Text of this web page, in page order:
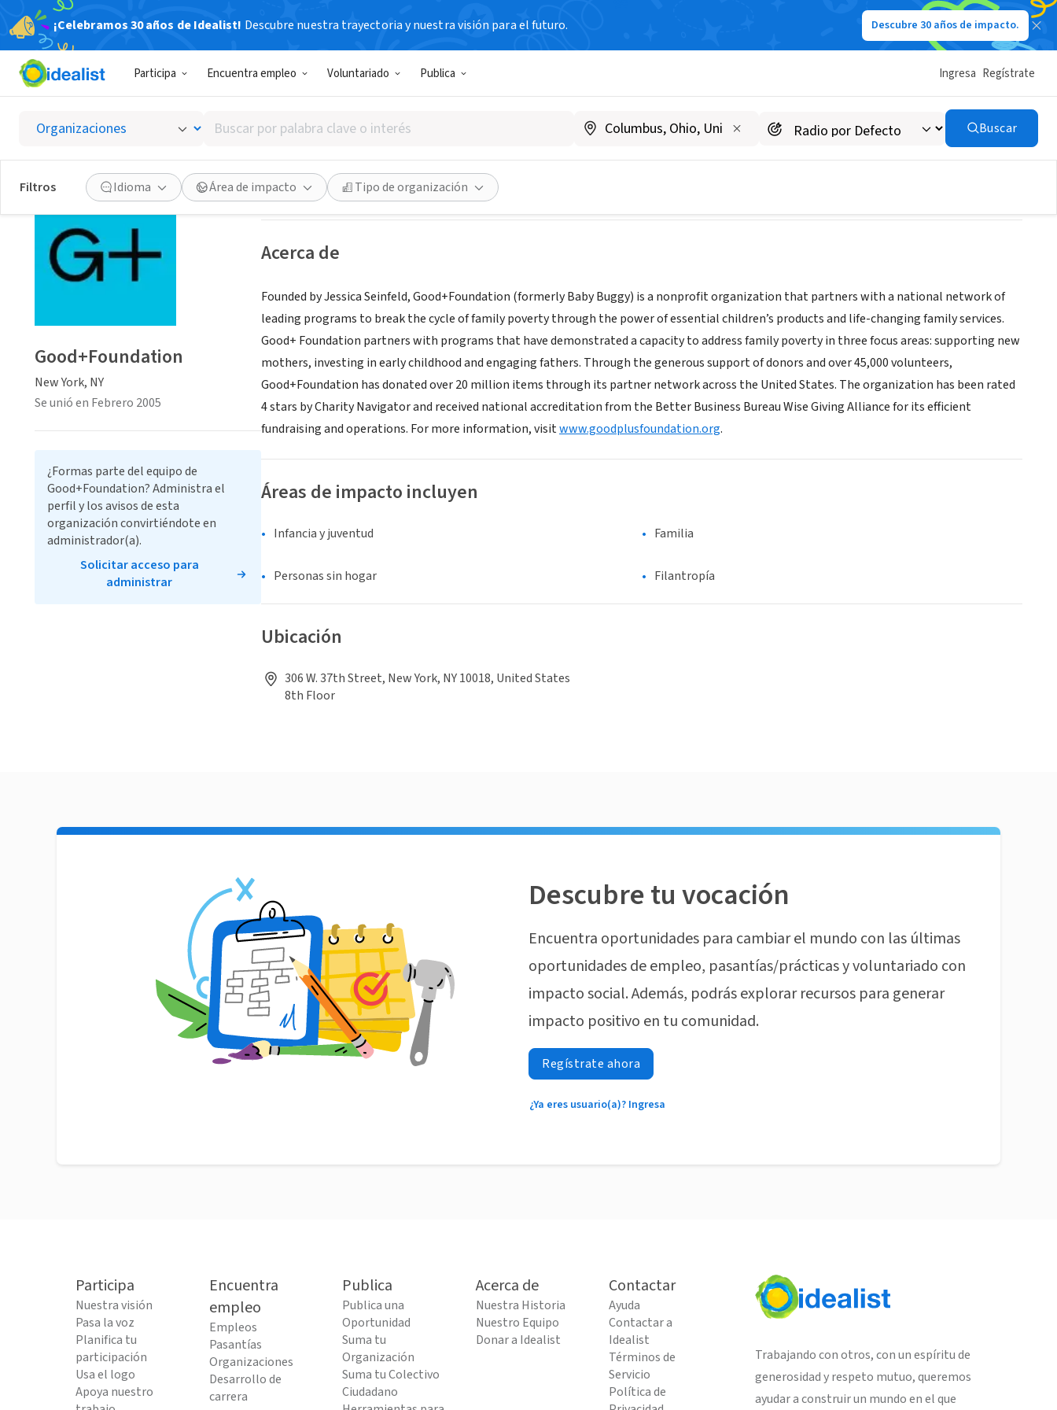
¡Celebramos 30 años de Idealist! Descubre nuestra trayectoria y nuestra visión para el futuro. Descubre 30 años de impacto.
Participa Encuentra empleo Voluntariado Publica Ingresa Regístrate
Buscar
por
palabra
clave
o
interés
Buscar
Filtros Idioma Área de impacto Tipo de organización
Good+Foundation
New York, NY|www.goodplusfoundation.org
Guardar Compartir
Acerca de
Founded by Jessica Seinfeld, Good+Foundation (formerly Baby Buggy) is a nonprofit organization that partners with a national network of
leading programs to break the cycle of family poverty through the power of essential children’s products and life-changing family services.
Good+ Foundation partners with programs that have demonstrated a capacity to address family poverty in three focus areas: supporting new
mothers, investing in early childhood and engaging fathers. Through the generous support of donors and over 45,000 volunteers,
Good+Foundation has donated over 20 million items through its partner network across the United States. The organization has been rated
4 stars by Charity Navigator and received national accreditation from the Better Business Bureau Wise Giving Alliance for its efficient
fundraising and operations. For more information, visitwww.goodplusfoundation.org.
Áreas de impacto incluyen
Infancia y juventud Familia
Personas sin hogar Filantropía
Ubicación
306 W. 37th Street, New York, NY 10018, United States
8th Floor
Good+Foundation
New York, NY
Se unió en Febrero 2005
¿Formas parte del equipo de
Good+Foundation? Administra el
perfil y los avisos de esta
organización convirtiéndote en
administrador(a).
Solicitar acceso para
administrar
Descubre tu vocación
Encuentra oportunidades para cambiar el mundo con las últimas
oportunidades de empleo, pasantías/prácticas y voluntariado con
impacto social. Además, podrás explorar recursos para generar
impacto positivo en tu comunidad.
Regístrate ahora
¿Ya eres usuario(a)? Ingresa
Participa
Nuestra visión
Pasa la voz
Planifica tu
participación
Usa el logo
Apoya nuestro
Encuentra
empleo
Empleos
Pasantías
Organizaciones
Desarrollo de
carrera
Publica
Publica una
Oportunidad
Suma tu
Organización
Suma tu Colectivo
Ciudadano
Acerca de
Nuestra Historia
Nuestro Equipo
Donar a Idealist
Contactar
Ayuda
Contactar a
Idealist
Términos de
Servicio
Política de
Trabajando con otros, con un espíritu de
generosidad y respeto mutuo, queremos
ayudar a construir un mundo en el que